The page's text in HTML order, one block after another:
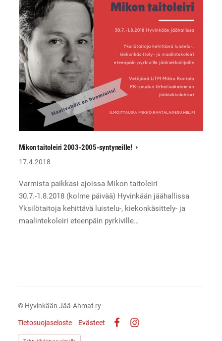
Mikon taitoleiri 2003-2005-syntyneille!
17.4.2018
Varmista paikkasi ajoissa Mikon taitoleiri
30.7.-1.8.2018 (kolme päivää) Hyvinkään jäähallissa
Yksilötaitoja kehittävä luistelu-, kiekonkäsittely- ja
maalintekoleiri eteenpäin pyrkiville…
© Hyvinkään Jää-Ahmat ry
Tietosuojaseloste
Evästeet